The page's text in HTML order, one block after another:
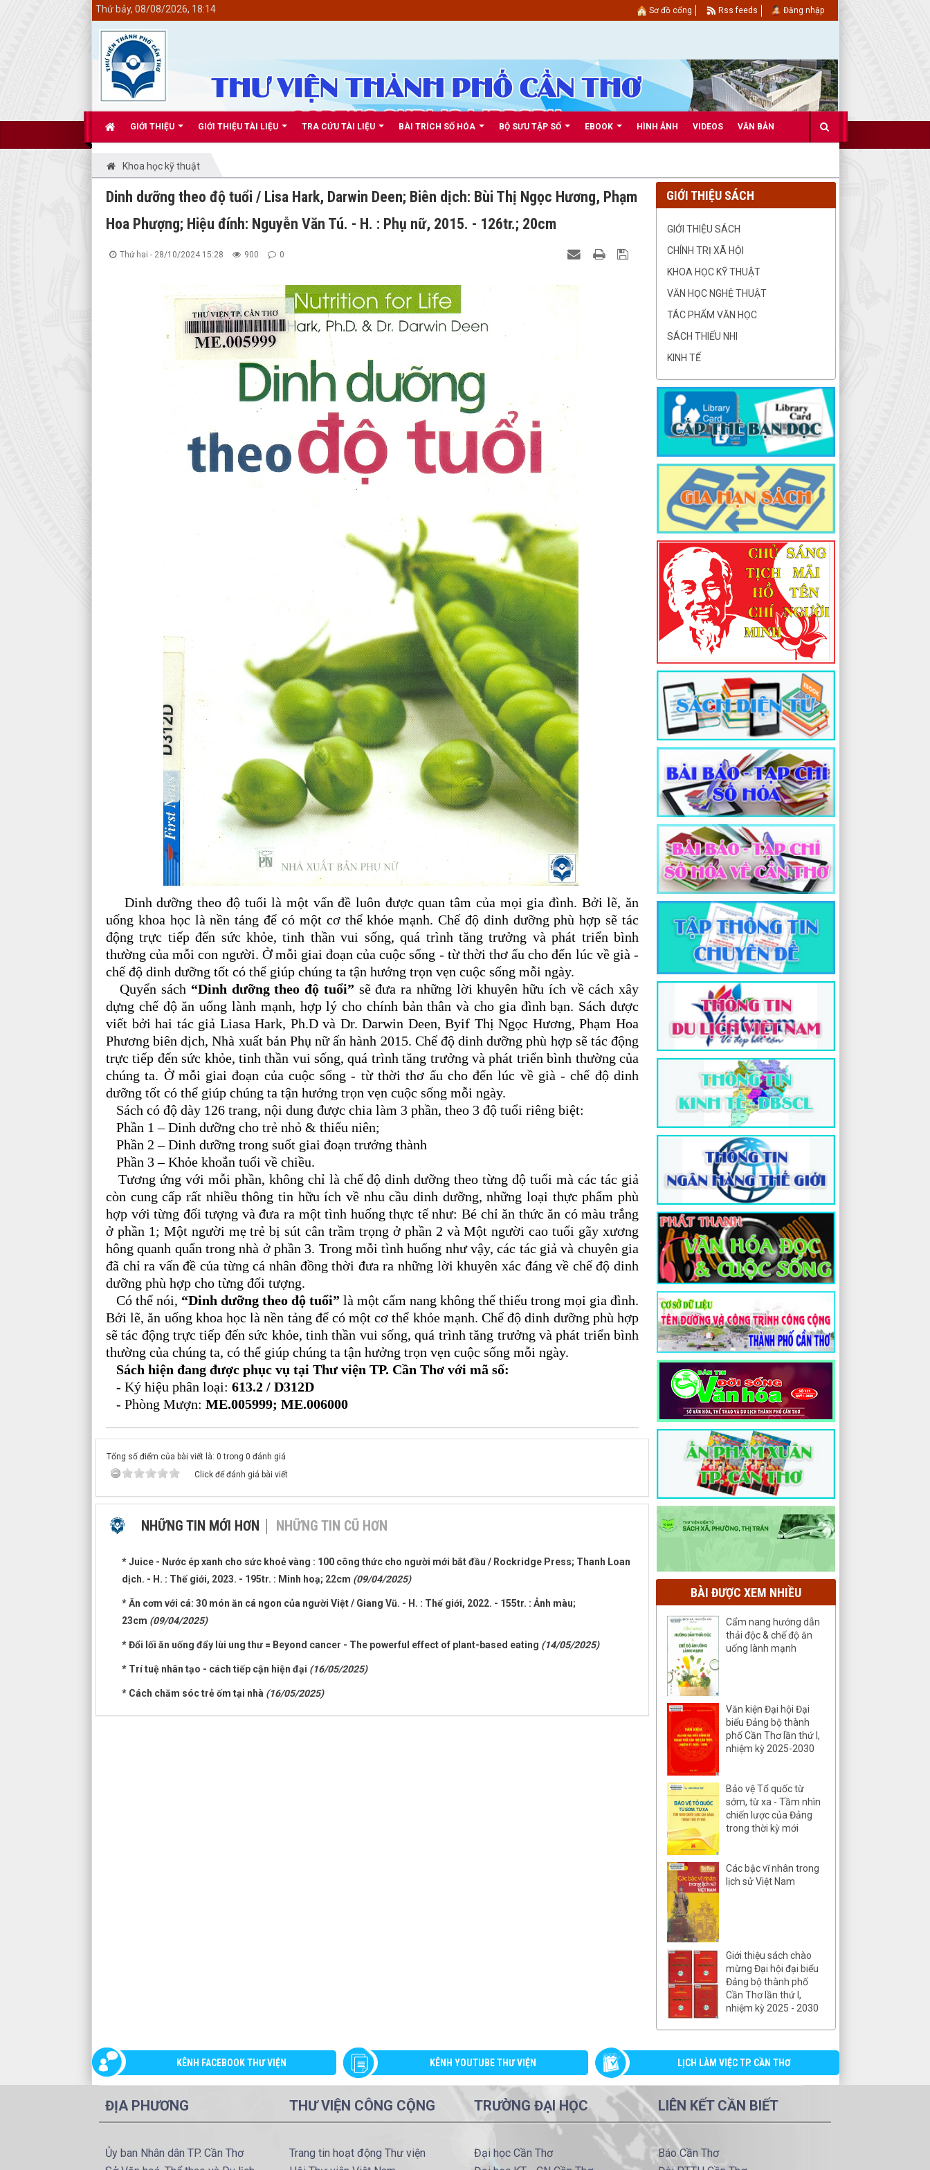
GIỚI THIỆU GIỚI THIỆU TÀI LIỆU TRA CỨU TÀI LIỆU BÀI TRÍCH SỐ HÓA BỘ SƯU TẬP SỐ EBOOK HÌNH ẢNH VIDEOS VĂN BẢN
Thứ bảy, 08/08/2026, 18:14 Sơ đồ cổng Rss feeds Đăng nhập
Khoa học kỹ thuật
Dinh dưỡng theo độ tuổi / Lisa Hark, Darwin Deen; Biên dịch: Bùi Thị Ngọc Hương, Phạm
Hoa Phượng; Hiệu đính: Nguyễn Văn Tú. - H. : Phụ nữ, 2015. - 126tr.; 20cm
Thứ hai - 28/10/2024 15:28 900 0
Dinh dưỡng theo độ tuổi là một vấn đề luôn được quan tâm của mọi gia đình. Bởi lẽ, ăn
uống khoa học là nền tảng để có một cơ thể khỏe mạnh. Chế độ dinh dưỡng phù hợp sẽ tác
động trực tiếp đến sức khỏe, tinh thần vui sống, quá trình tăng trưởng và phát triển bình
thường của mỗi con người. Ở mỗi giai đoạn của cuộc sống - từ thời thơ ấu cho đến lúc về già -
chế độ dinh dưỡng tốt có thể giúp chúng ta tận hưởng trọn vẹn cuộc sống mỗi ngày.
Quyển sách “Dinh dưỡng theo độ tuổi” sẽ đưa ra những lời khuyên hữu ích về cách xây
dựng chế độ ăn uống lành mạnh, hợp lý cho chính bản thân và cho gia đình bạn. Sách được
viết bởi hai tác giả Liasa Hark, Ph.D và Dr. Darwin Deen, Byif Thị Ngọc Hương, Phạm Hoa
Phương biên dịch, Nhà xuất bản Phụ nữ ấn hành 2015. Chế độ dinh dưỡng phù hợp sẽ tác động
trực tiếp đến sức khỏe, tinh thần vui sống, quá trình tăng trưởng và phát triển bình thường của
chúng ta. Ở mỗi giai đoạn của cuộc sống - từ thời thơ ấu cho đến lúc về già - chế độ dinh
dưỡng tốt có thể giúp chúng ta tận hưởng trọn vẹn cuộc sống mỗi ngày.
Sách có độ dày 126 trang, nội dung được chia làm 3 phần, theo 3 độ tuổi riêng biệt:
Phần 1 – Dinh dưỡng cho trẻ nhỏ & thiếu niên;
Phần 2 – Dinh dưỡng trong suốt giai đoạn trưởng thành
Phần 3 – Khỏe khoắn tuổi về chiều.
Tương ứng với mỗi phần, không chỉ là chế độ dinh dưỡng theo từng độ tuổi mà các tác giả
còn cung cấp rất nhiều thông tin hữu ích về nhu cầu dinh dưỡng, những loại thực phẩm phù
hợp với từng đối tượng và đưa ra một tình huống thực tế như: Bé chỉ ăn thức ăn có màu trắng
ở phần 1; Một người mẹ trẻ bị sút cân trầm trọng ở phần 2 và Một người cao tuổi gãy xương
hông quanh quẩn trong nhà ở phần 3. Trong mỗi tình huống như vậy, các tác giả và chuyên gia
đã chỉ ra vấn đề của từng cá nhân đồng thời đưa ra những lời khuyên xác đáng về chế độ dinh
dưỡng phù hợp cho từng đối tượng.
Có thể nói, “Dinh dưỡng theo độ tuổi” là một cẩm nang không thể thiếu trong mọi gia đình.
Bởi lẽ, ăn uống khoa học là nền tảng để có một cơ thể khỏe mạnh. Chế độ dinh dưỡng phù hợp
sẽ tác động trực tiếp đến sức khỏe, tinh thần vui sống, quá trình tăng trưởng và phát triển bình
thường của chúng ta, có thể giúp chúng ta tận hưởng trọn vẹn cuộc sống mỗi ngày.
Sách hiện đang được phục vụ tại Thư viện TP. Cần Thơ với mã số:
- Ký hiệu phân loại: 613.2 / D312D
- Phòng Mượn: ME.005999; ME.006000
Tổng số điểm của bài viết là: 0 trong 0 đánh giá
Click để đánh giá bài viết
NHỮNG TIN MỚI HƠN NHỮNG TIN CŨ HƠN
* Juice - Nước ép xanh cho sức khoẻ vàng : 100 công thức cho người mới bắt đầu / Rockridge Press; Thanh Loan
dịch. - H. : Thế giới, 2023. - 195tr. : Minh hoạ; 22cm (09/04/2025)
* Ăn cơm với cá: 30 món ăn cá ngon của người Việt / Giang Vũ. - H. : Thế giới, 2022. - 155tr. : Ảnh màu;
23cm (09/04/2025)
* Đổi lối ăn uống đẩy lùi ung thư = Beyond cancer - The powerful effect of plant-based eating (14/05/2025)
* Trí tuệ nhân tạo - cách tiếp cận hiện đại (16/05/2025)
* Cách chăm sóc trẻ ốm tại nhà (16/05/2025)
GIỚI THIỆU SÁCH
GIỚI THIỆU SÁCH
CHÍNH TRỊ XÃ HỘI
KHOA HỌC KỸ THUẬT
VĂN HỌC NGHỆ THUẬT
TÁC PHẨM VĂN HỌC
SÁCH THIẾU NHI
KINH TẾ
BÀI ĐƯỢC XEM NHIỀU
Cẩm nang hướng dẫn
thải độc & chế độ ăn
uống lành mạnh
Văn kiện Đại hội Đại
biểu Đảng bộ thành
phố Cần Thơ lần thứ I,
nhiệm kỳ 2025-2030
Bảo vệ Tổ quốc từ
sớm, từ xa - Tầm nhìn
chiến lược của Đảng
trong thời kỳ mới
Các bậc vĩ nhân trong
lịch sử Việt Nam
Giới thiệu sách chào
mừng Đại hội đại biểu
Đảng bộ thành phố
Cần Thơ lần thứ I,
nhiệm kỳ 2025 - 2030
KÊNH FACEBOOK THƯ VIỆN KÊNH YOUTUBE THƯ VIỆN LỊCH LÀM VIỆC TP. CẦN THƠ
ĐỊA PHƯƠNG
Ủy ban Nhân dân TP. Cần Thơ
THƯ VIỆN CÔNG CỘNG
Trang tin hoạt động Thư viện
TRƯỜNG ĐẠI HỌC
Đại học Cần Thơ
LIÊN KẾT CẦN BIẾT
Báo Cần Thơ